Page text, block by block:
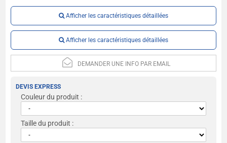
Afficher les caractéristiques détaillées
Afficher les caractéristiques détaillées
DEMANDER UNE INFO PAR EMAIL
DEVIS EXPRESS
Couleur du produit :
Taille du produit :